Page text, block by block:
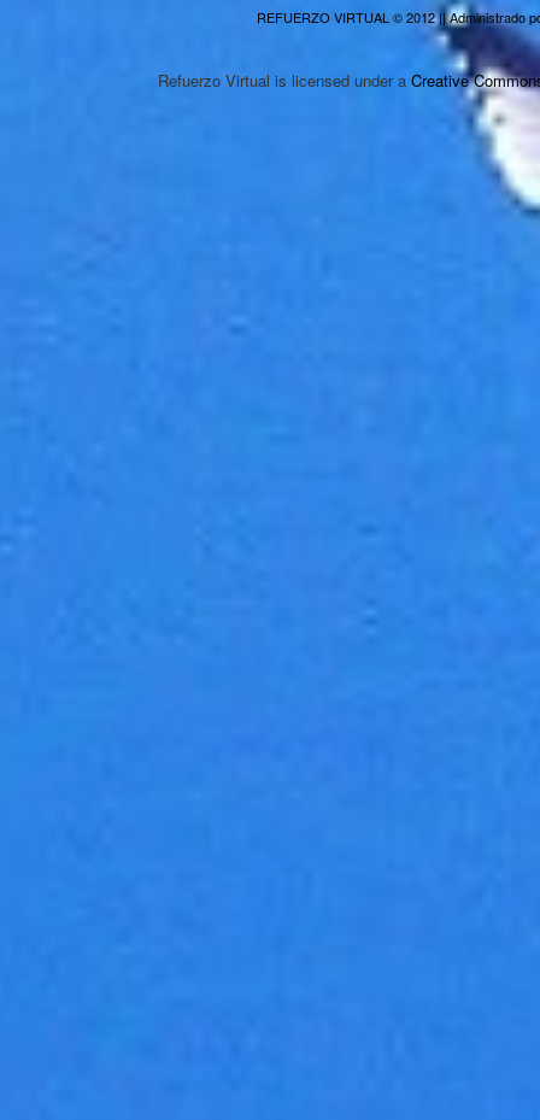
REFUERZO VIRTUAL © 2012 || Administrado
Refuerzo Virtual is licensed under aCreative